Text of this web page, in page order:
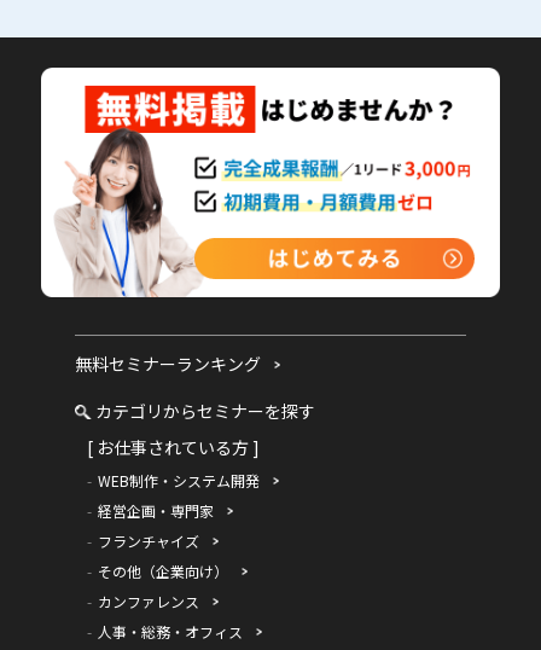
無料セミナーランキング
カテゴリからセミナーを探す
[ お仕事されている方 ]
WEB制作・システム開発
経営企画・専門家
フランチャイズ
その他（企業向け）
カンファレンス
人事・総務・オフィス